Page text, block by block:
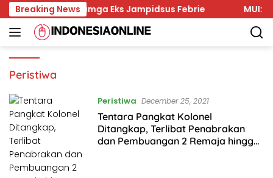
Skip
to
content
Breaking News
Karumga Eks Jampidsus Febrie MUI:
Peristiwa
Peristiwa December 25, 2021
Tentara Pangkat Kolonel
Ditangkap, Terlibat Penabrakan
dan Pembuangan 2 Remaja hingga